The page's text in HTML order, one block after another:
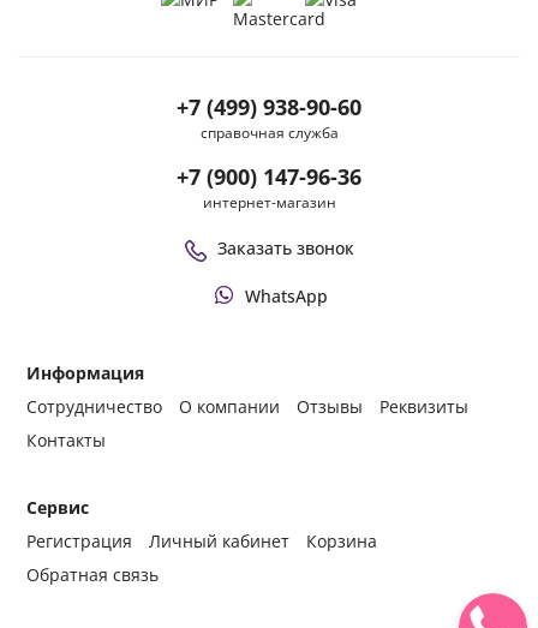
Информация
Сотрудничество
О компании Отзывы
Реквизиты
Контакты
Сервис
Регистрация
Личный кабинет
Корзина
Обратная связь
+7 (499) 938-90-60
справочная служба
+7 (900) 147-96-36
интернет-магазин
Заказать звонок
WhatsApp